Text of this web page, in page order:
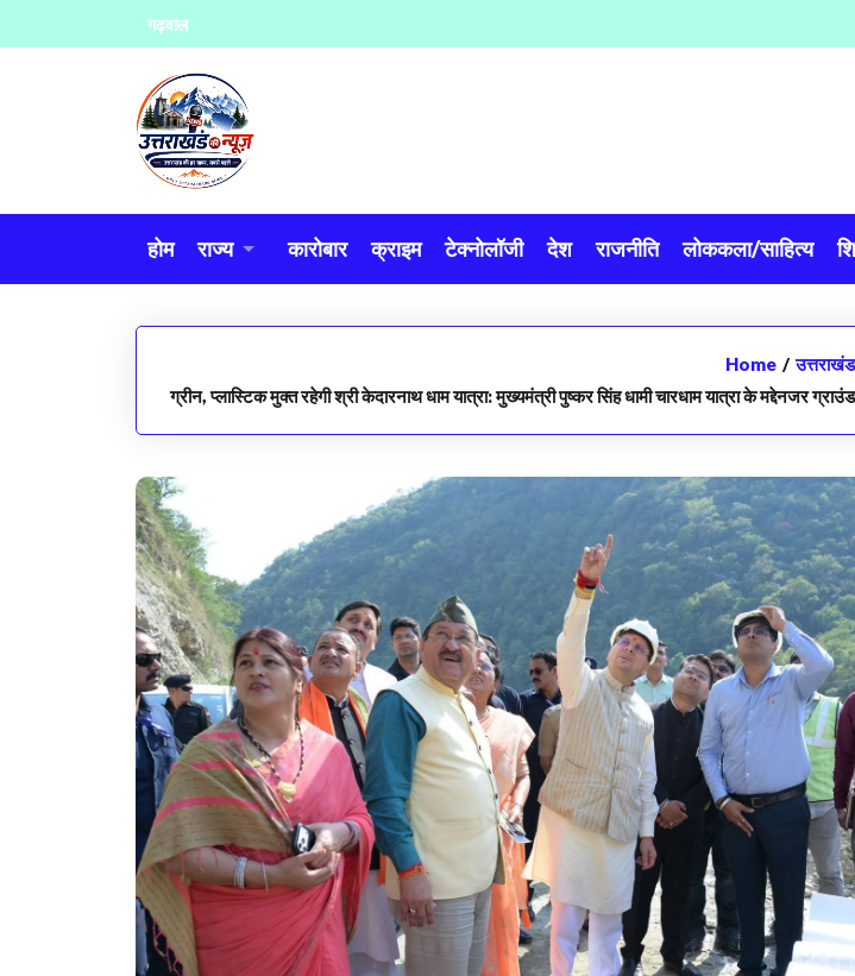
to
गढ़वाल
होम राज्य कारोबार क्राइम टेक्नोलॉजी देश राजनीति लोककला/साहित्य
Home / उत्तराखंड
ग्रीन, प्लास्टिक मुक्त रहेगी श्री केदारनाथ धाम यात्रा: मुख्यमंत्री पुष्कर सिंह धामी चारधाम यात्रा के मद्देनजर